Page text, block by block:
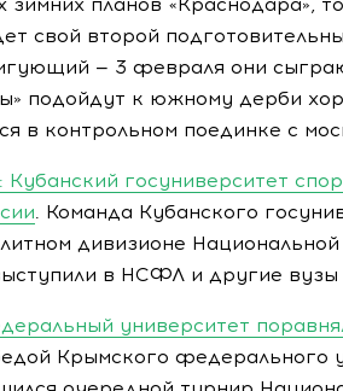
свой второй
— 3 февраля они
подойдут к южному дерби
в контрольном поединке с
госуниверситет
. Команда Кубанского
дивизионе
в НСФЛ и другие вузы
университет
Крымского федерального